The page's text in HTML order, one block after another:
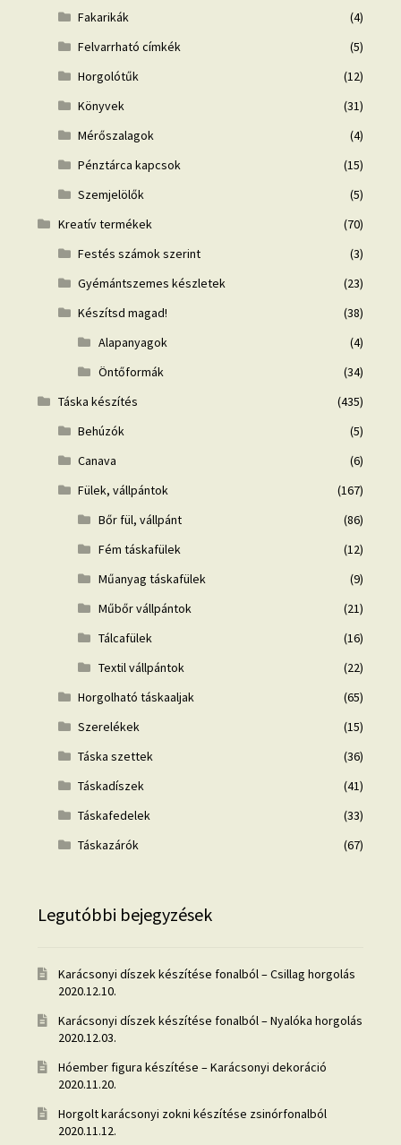
Fakarikák
(4)
Felvarrható címkék
(5)
Horgolótűk
(12)
Könyvek
(31)
Mérőszalagok
(4)
Pénztárca kapcsok
(15)
Szemjelölők
(5)
Kreatív termékek
(70)
Festés számok szerint
(3)
Gyémántszemes készletek
(23)
Készítsd magad!
(38)
Alapanyagok
(4)
Öntőformák
(34)
Táska készítés
(435)
Behúzók
(5)
Canava
(6)
Fülek, vállpántok
(167)
Bőr fül, vállpánt
(86)
Fém táskafülek
(12)
Műanyag táskafülek
(9)
Műbőr vállpántok
(21)
Tálcafülek
(16)
Textil vállpántok
(22)
Horgolható táskaaljak
(65)
Szerelékek
(15)
Táska szettek
(36)
Táskadíszek
(41)
Táskafedelek
(33)
Táskazárók
(67)
Legutóbbi bejegyzések
Karácsonyi díszek készítése fonalból – Csillag horgolás
2020.12.10.
Karácsonyi díszek készítése fonalból – Nyalóka horgolás
2020.12.03.
Hóember figura készítése – Karácsonyi dekoráció
2020.11.20.
Horgolt karácsonyi zokni készítése zsinórfonalból
2020.11.12.